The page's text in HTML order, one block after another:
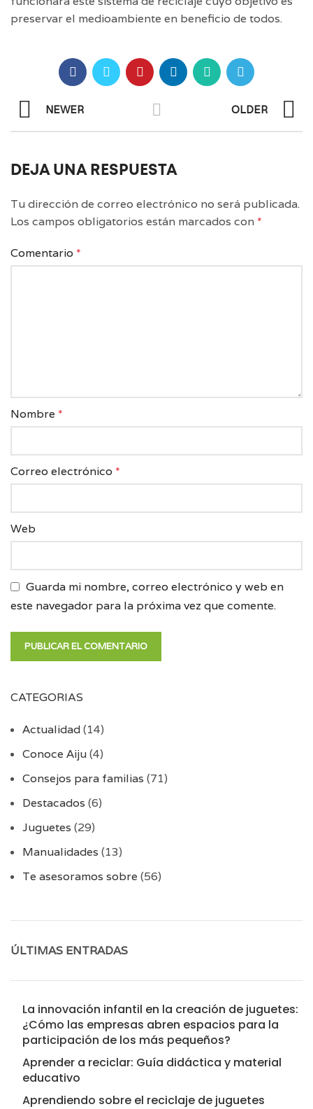
preservar el medioambiente en beneficio de todos.
NEWER OLDER
DEJA UNA RESPUESTA
Tu dirección de correo electrónico no será publicada.
Los campos obligatorios están marcados con *
Comentario *
Nombre *
Correo electrónico *
Web
Guarda mi nombre, correo electrónico y web en
este navegador para la próxima vez que comente.
CATEGORIAS
Actualidad(14)
Conoce Aiju(4)
Consejos para familias (71)
Destacados (6)
Juguetes (29)
Manualidades (13)
Te asesoramos sobre (56)
ÚLTIMAS ENTRADAS
La innovación infantil en la creación de juguetes:
¿Cómo las empresas abren espacios para la
participación de los más pequeños?
Aprender a reciclar: Guía didáctica y material
educativo
Aprendiendo sobre el reciclaje de juguetes